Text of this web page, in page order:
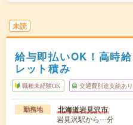
未読
給与即払いOK！高時
レット積み
職種未経験OK 交通費別途支給あり
勤務地 北海道岩見沢市
岩見沢駅から---分